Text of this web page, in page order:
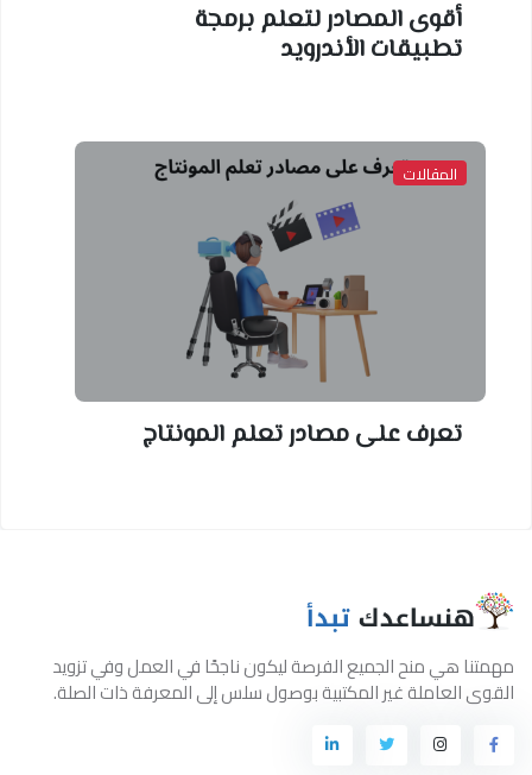
أقوى المصادر لتعلم برمجة
تطبيقات الأندرويد
المقالات
تعرف على مصادر تعلم المونتاج
مهمتنا هي منح الجميع الفرصة ليكون ناجحًا في العمل وفي تزويد
القوى العاملة غير المكتبية بوصول سلس إلى المعرفة ذات الصلة.